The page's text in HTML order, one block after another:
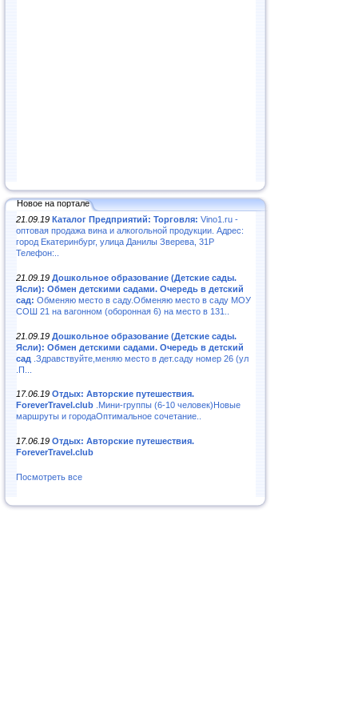
Новое на портале
21.09.19 Каталог Предприятий: Торговля: Vino1.ru -
оптовая продажа вина и алкогольной продукции. Адрес:
город Екатеринбург, улица Данилы Зверева, 31Р
Телефон:..
21.09.19 Дошкольное образование (Детские сады.
Ясли): Обмен детскими садами. Очередь в детский
сад: Обменяю место в саду.Обменяю место в саду МОУ
СОШ 21 на вагонном (оборонная 6) на место в 131..
21.09.19 Дошкольное образование (Детские сады.
Ясли): Обмен детскими садами. Очередь в детский
сад .Здравствуйте,меняю место в дет.саду номер 26 (ул
.П...
17.06.19 Отдых: Авторские путешествия.
ForeverTravel.club .Мини-группы (6-10 человек)Новые
маршруты и городаОптимальное сочетание..
17.06.19 Отдых: Авторские путешествия.
ForeverTravel.club
Посмотреть все